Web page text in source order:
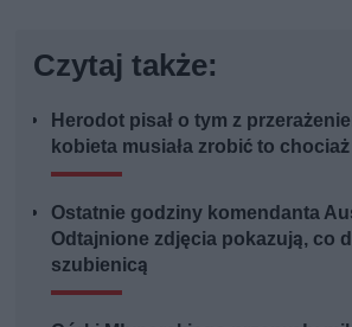
Czytaj także:
Herodot pisał o tym z
kobieta musiała zrobić to
Ostatnie godziny komendanta
Odtajnione zdjęcia pokazują, co
szubienicą